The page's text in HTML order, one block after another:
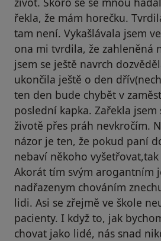
řekla, že mám horečku.
tam není. Vykašlávala jsem
ona mi tvrdila, že zahleněná
jsem se ještě navrch
ukončila ještě o den
ten den bude chybět v
poslední kapka. Zařekla jsem
životě přes práh nevkročím.
názor je ten, že pokud paní
nebaví někoho
Akorát tím svým arogantním
nadřazenym chováním
lidi. Asi se zřejmě ve škole
pacienty. I když to, jak
chovat jako lidé, nás snad